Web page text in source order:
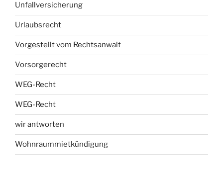
Unfallversicherung
Urlaubsrecht
Vorgestellt vom Rechtsanwalt
Vorsorgerecht
WEG-Recht
WEG-Recht
wir antworten
Wohnraummietkündigung